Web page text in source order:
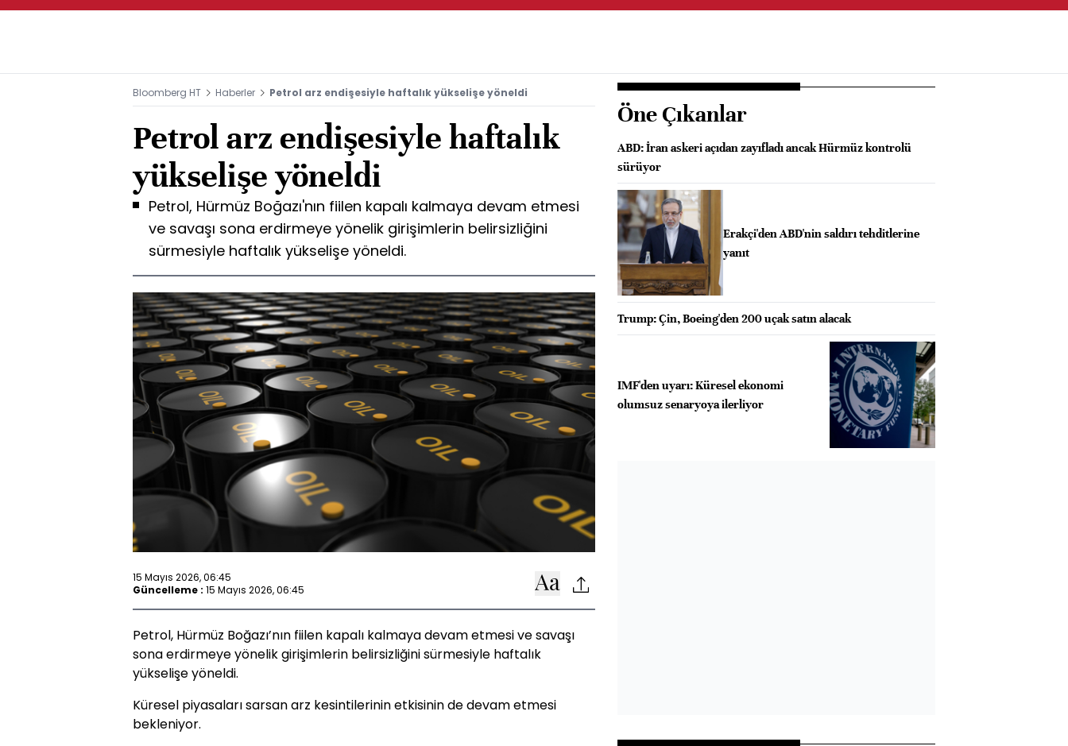
Bloomberg HT Haberler Petrol arz endişesiyle haftalık yükselişe yöneldi
Petrol arz endişesiyle haftalık
yükselişe yöneldi
Petrol, Hürmüz Boğazı'nın fiilen kapalı kalmaya devam etmesi
ve savaşı sona erdirmeye yönelik girişimlerin belirsizliğini
sürmesiyle haftalık yükselişe yöneldi.
15 Mayıs 2026, 06:45
Güncelleme : 15 Mayıs 2026, 06:45
Petrol, Hürmüz Boğazı’nın fiilen kapalı kalmaya devam etmesi ve savaşı
sona erdirmeye yönelik girişimlerin belirsizliğini sürmesiyle haftalık
yükselişe yöneldi.
Küresel piyasaları sarsan arz kesintilerinin etkisinin de devam etmesi
bekleniyor.
Öne Çıkanlar
ABD: İran askeri açıdan zayıfladı ancak Hürmüz kontrolü
sürüyor
Erakçi'den ABD'nin saldırı tehditlerine
yanıt
Trump: Çin, Boeing'den 200 uçak satın alacak
IMF'den uyarı: Küresel ekonomi
olumsuz senaryoya ilerliyor